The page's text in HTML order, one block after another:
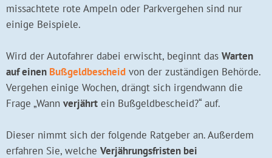
missachtete rote Ampeln oder Parkvergehen sind nur
einige Beispiele.
Wird der Autofahrer dabei erwischt, beginnt das Warten
auf einen Bußgeldbescheid von der zuständigen Behörde.
Vergehen einige Wochen, drängt sich irgendwann die
Frage „Wann verjährt ein Bußgeldbescheid?“ auf.
Dieser nimmt sich der folgende Ratgeber an. Außerdem
erfahren Sie, welche Verjährungsfristen bei